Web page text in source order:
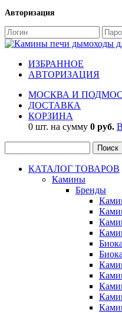
Авторизация
ИЗБРАННОЕ
АВТОРИЗАЦИЯ
МОСКВА И
ДОСТАВКА
КОРЗИНА
0 шт. на сумму 0 руб.
КАТАЛОГ ТОВАРОВ
Камины
Бренды